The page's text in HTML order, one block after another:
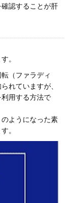
認することが肝
。
（ファラディ
れていますが、
用する方法で
ようになった素
。